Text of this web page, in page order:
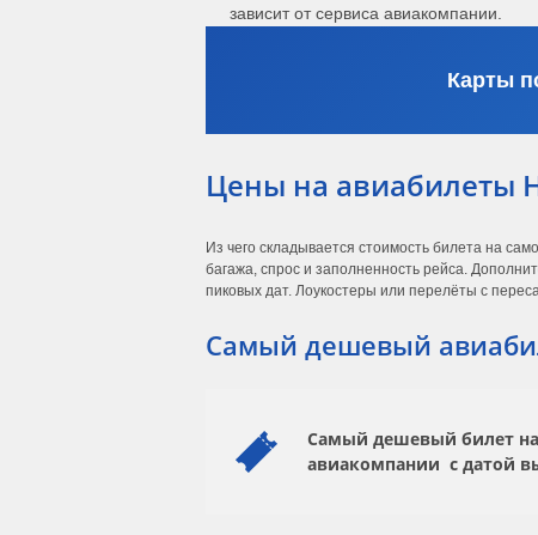
зависит от сервиса авиакомпании.
Карты
Цены на авиабилеты
Из чего складывается стоимость билета на
багажа, спрос и заполненность рейса.
пиковых дат. Лоукостеры или перелёты с
Самый дешевый
Самый дешевый билет на
авиакомпании с датой